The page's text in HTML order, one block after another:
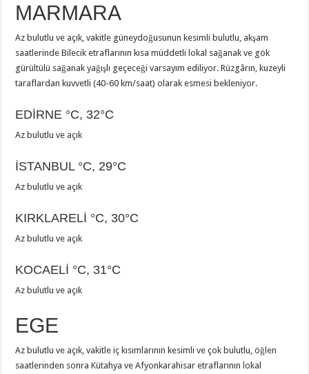
MARMARA
Az bulutlu ve açık, vakitle güneydoğusunun kesimli bulutlu, akşam
saatlerinde Bilecik etraflarının kısa müddetli lokal sağanak ve gök
gürültülü sağanak yağışlı geçeceği varsayım ediliyor. Rüzgârın, kuzeyli
taraflardan kuvvetli (40-60 km/saat) olarak esmesi bekleniyor.
EDİRNE °C, 32°C
Az bulutlu ve açık
İSTANBUL °C, 29°C
Az bulutlu ve açık
KIRKLARELİ °C, 30°C
Az bulutlu ve açık
KOCAELİ °C, 31°C
Az bulutlu ve açık
EGE
Az bulutlu ve açık, vakitle iç kısımlarının kesimli ve çok bulutlu, öğlen
saatlerinden sonra Kütahya ve Afyonkarahisar etraflarının lokal